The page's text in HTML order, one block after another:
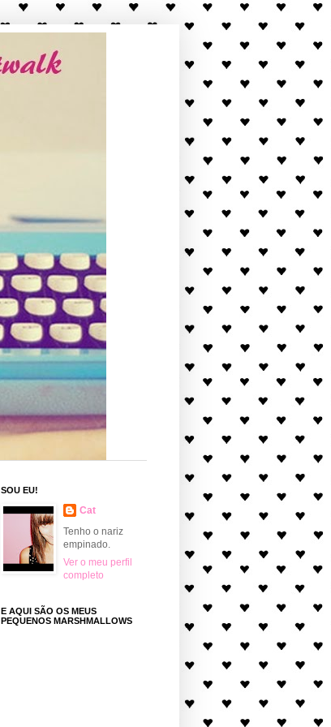
SOU EU!
Cat
Tenho o nariz
empinado.
Ver o meu perfil
completo
E AQUI SÃO OS MEUS
PEQUENOS MARSHMALLOWS